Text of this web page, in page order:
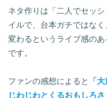
ネタ作りは「二人でセッ
イルで、台本ガチではな
変わるというライブ感の
です。
ファンの感想によると
「
じわじわとくるおもしろさ